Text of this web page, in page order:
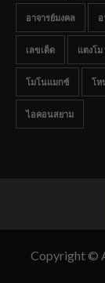
อาจารย์มงคล อ
เลขเด็ด แตงโม
โมโนแมกซ์ โห
ไอคอนสยาม
Copyright ©